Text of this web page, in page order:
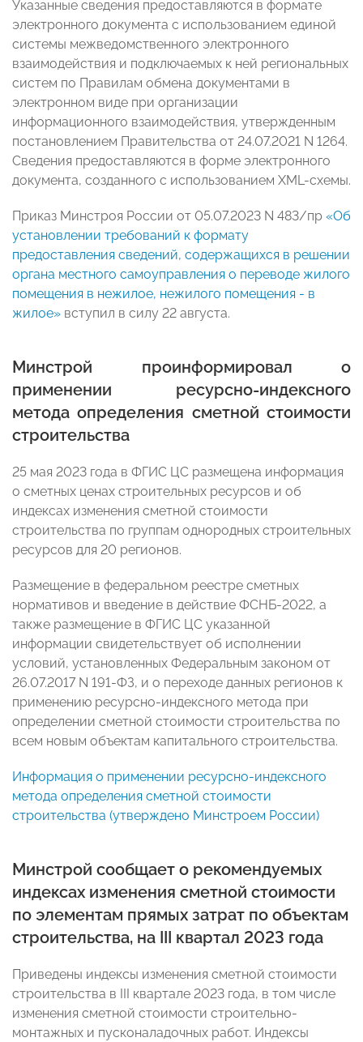
Указанные сведения предоставляются в формате
электронного документа с использованием единой
системы межведомственного электронного
взаимодействия и подключаемых к ней региональных
систем по Правилам обмена документами в
электронном виде при организации
информационного взаимодействия, утвержденным
постановлением Правительства от 24.07.2021 N 1264.
Сведения предоставляются в форме электронного
документа, созданного с использованием XML-схемы.
Приказ Минстроя России от 05.07.2023 N 483/пр «Об
установлении требований к формату
предоставления сведений, содержащихся в решении
органа местного самоуправления о переводе жилого
помещения в нежилое, нежилого помещения - в
жилое» вступил в силу 22 августа.
Минстрой проинформировал о
применении ресурсно-индексного
метода определения сметной стоимости
строительства
25 мая 2023 года в ФГИС ЦС размещена информация
о сметных ценах строительных ресурсов и об
индексах изменения сметной стоимости
строительства по группам однородных строительных
ресурсов для 20 регионов.
Размещение в федеральном реестре сметных
нормативов и введение в действие ФСНБ-2022, а
также размещение в ФГИС ЦС указанной
информации свидетельствует об исполнении
условий, установленных Федеральным законом от
26.07.2017 N 191-ФЗ, и о переходе данных регионов к
применению ресурсно-индексного метода при
определении сметной стоимости строительства по
всем новым объектам капитального строительства.
Информация о применении ресурсно-индексного
метода определения сметной стоимости
строительства (утверждено Минстроем России)
Минстрой сообщает о рекомендуемых
индексах изменения сметной стоимости
по элементам прямых затрат по объектам
строительства, на III квартал 2023 года
Приведены индексы изменения сметной стоимости
строительства в III квартале 2023 года, в том числе
изменения сметной стоимости строительно-
монтажных и пусконаладочных работ. Индексы